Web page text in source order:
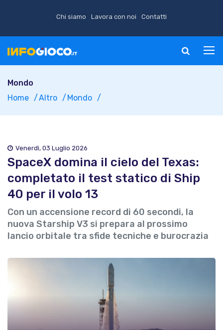
Chi siamo Lavora con noi Contatti
Mondo
Home
Altro Mondo
Venerdì, 03 Luglio 2026
SpaceX domina il cielo del Texas:
completato il test statico di Ship
40 per il volo 13
Con un accensione record di 60 secondi, la
nuova Starship V3 si prepara al prossimo
lancio orbitale tra sfide tecniche e burocrazia